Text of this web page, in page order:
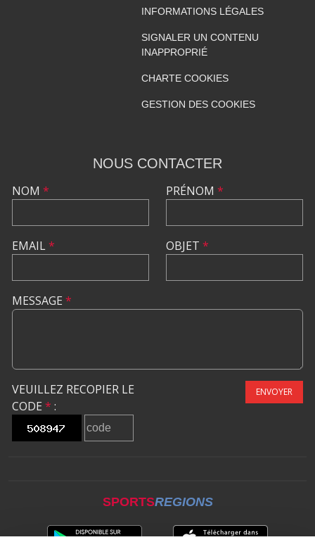
INFORMATIONS LÉGALES
SIGNALER UN CONTENU
INAPPROPRIÉ
CHARTE COOKIES
GESTION DES COOKIES
NOUS CONTACTER
NOM *
EMAIL*
PRÉNOM *
OBJET *
MESSAGE *
VEUILLEZ RECOPIER LE
CODE * :
ENVOYER
SPORTSREGIONS